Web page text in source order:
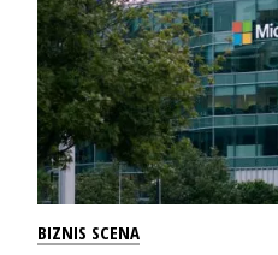
BIZNIS SCENA